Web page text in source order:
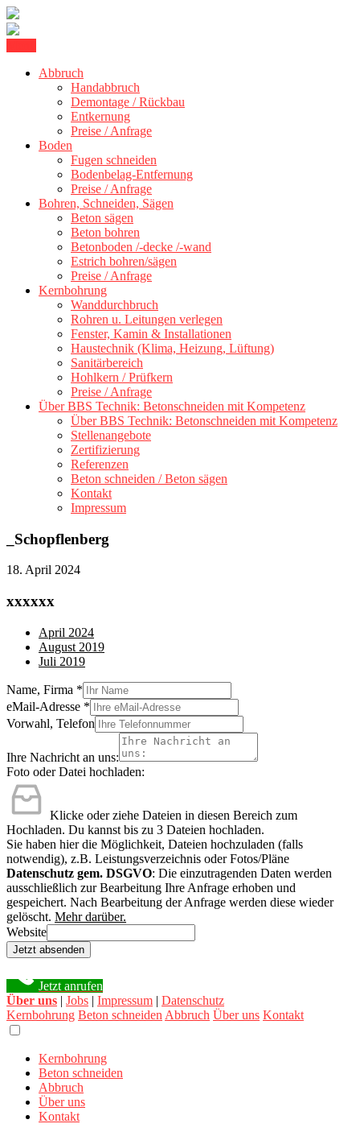
content
Betonschneiden Stuttgart
+ 300 kmAbbruch
Handabbruch
Demontage / Rückbau
Entkernung
Preise / Anfrage
Boden
Fugen schneiden
Bodenbelag-Entfernung
Preise / Anfrage
Bohren, Schneiden, Sägen
Beton sägen
Beton bohren
Betonboden /-decke /-wand
Estrich bohren/sägen
Preise / Anfrage
Kernbohrung
Wanddurchbruch
Rohren u. Leitungen verlegen
Fenster, Kamin & Installationen
Haustechnik (Klima, Heizung, Lüftung)
Sanitärbereich
Hohlkern / Prüfkern
Preise / Anfrage
Über BBS Technik: Betonschneiden mit Kompetenz
Über BBS Technik: Betonschneiden mit Kompetenz
Stellenangebote
Zertifizierung
Referenzen
Beton schneiden / Beton sägen
Kontakt
Impressum
_Schopflenberg
18. April 2024
xxxxxx
April 2024
August 2019
Juli 2019
Name, Firma *
eMail-Adresse *
Vorwahl, Telefon
Ihre Nachricht an uns:
Foto oder Datei hochladen:
Klicke oder ziehe Dateien in diesen Bereich zum
Hochladen. Du kannst bis zu 3 Dateien hochladen.
Sie haben hier die Möglichkeit, Dateien hochzuladen (falls
notwendig), z.B. Leistungsverzeichnis oder Fotos/Pläne
Datenschutz gem. DSGVO: Die einzutragenden Daten werden
ausschließlich zur Bearbeitung Ihre Anfrage erhoben und
gespeichert. Nach Bearbeitung der Anfrage werden diese wieder
gelöscht. Mehr darüber.
Website
Jetzt absenden
Jetzt anrufen
Über uns | Jobs | Impressum | Datenschutz
Kernbohrung Beton schneiden Abbruch Über uns Kontakt
Kernbohrung
Beton schneiden
Abbruch
Über uns
Kontakt